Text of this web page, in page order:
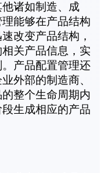
诸如制造、成
能够在产品结构
改变产品结构，
关产品信息，实
产品配置管理还
外部的制造商、
整个生命周期内
生成相应的产品